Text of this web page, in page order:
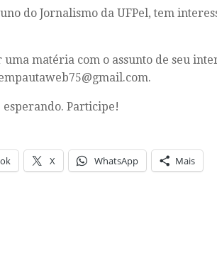
do Jornalismo da UFPel, tem
uma matéria com o assunto de seu
esperando. Participe!
X WhatsApp Mais